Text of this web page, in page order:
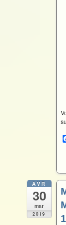
AVR
30
mar
2019